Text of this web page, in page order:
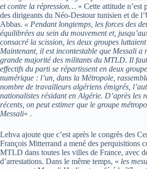
et contre la répression… » Cette attitude n’est
des dirigeants du Néo-Destour tunisien et de
Abbas. « Pendant longtemps, les forces des
équilibrées au sein du mouvement et,
consacré la scission, les deux groupes
Maintenant, il est incontestable que Messali a
grande majorité des militants du MTLD. Il
effectifs du parti se répartissent en deux
numérique : l’un, dans la Métropole,
nombre de travailleurs algériens émigrés,
nationalistes résidant en Algérie. D’après les
récents, on peut estimer que le groupe
Messali« .
Lehva ajoute que c’est après le congrès des
François Mitterrand a mené des perquisitions
MTLD dans toutes les villes de France, avec
d’arrestations. Dans le même temps, « les